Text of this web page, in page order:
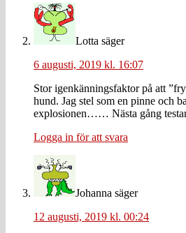
Lotta säger
6 augusti, 2019 kl. 16:07
Stor igenkänningsfaktor på att
hund. Jag stel som en pinne och
explosionen…… Nästa gång
Logga in för att svara
Johanna säger
12 augusti, 2019 kl. 00:24